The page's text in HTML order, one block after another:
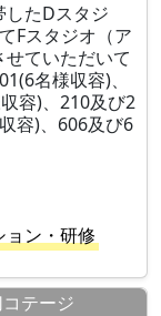
したDスタジ
Fスタジオ（ア
ていただいて
名様収容)、
容)、210及び2
容)、606及び6
ン・研修
テージ